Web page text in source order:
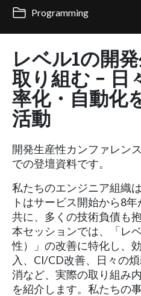
Programming
レベル1の開
取り組む − 日
率化・自動化
活動
開発生産性カンファレン
での登壇資料です。
私たちのエンジニア組織
トはサービス開始から8
共に、多くの技術負債も
本セッションでは、「レ
性）」の改善に特化し、
入、CI/CD改善、日々の
消など、実際の取り組み
を紹介します。私たちの